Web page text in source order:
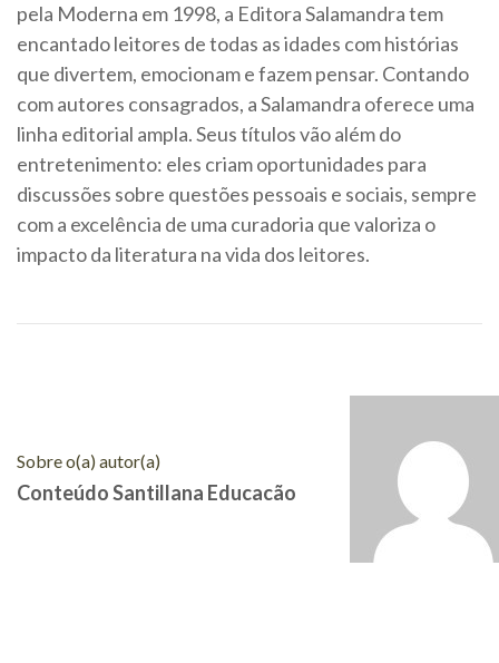
pela Moderna em 1998, a Editora Salamandra tem
encantado leitores de todas as idades com histórias
que divertem, emocionam e fazem pensar. Contando
com autores consagrados, a Salamandra oferece uma
linha editorial ampla. Seus títulos vão além do
entretenimento: eles criam oportunidades para
discussões sobre questões pessoais e sociais, sempre
com a excelência de uma curadoria que valoriza o
impacto da literatura na vida dos leitores.
Sobre o(a) autor(a)
Conteúdo Santillana Educacão